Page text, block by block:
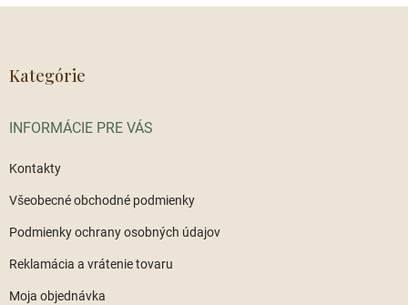
Kategórie
INFORMÁCIE PRE VÁS
Kontakty
Všeobecné obchodné podmienky
Podmienky ochrany osobných údajov
Reklamácia a vrátenie tovaru
Moja objednávka